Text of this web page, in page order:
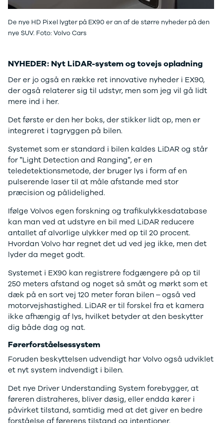
MICRA
Modeller
Anmeldelser
LEAF
Modeller
Anmeldelser
Privatleasing
Modeller
Anmeldelser
Tilbud
Juke
Modeller
Anmeldelser
Privatleasing
Tilbud
Qashqai
Modeller
Anmeldelser
Privatleasing
Suzuki
Swift
Modeller
Anmeldelser
Privatleasing
Tilbud
S-Cross
Modeller
Anmeldelser
Privatleasing
Vitara
Modeller
Anmeldelser
CLA45
E-klasse
E220
E400
E300 de
E55
GLC250 d
GLC300
GLC300 e
GLC350 d
GLC350 e
EQA-klasse
EQC400
Sprinter 314
Sprinter 317
Sprinter 319
Vito 111
Vito 114
B250 e
EQE300
GLE400 d
C200 d
MG
Se alle MG
ZS
Mini
Se alle Mini
Cooper
Cooper SE
Cooper S
De nye HD Pixel lygter på EX90 er an af de større nyheder på den
nye SUV. Foto: Volvo Cars
NYHEDER: Nyt LiDAR-system og tovejs opladning
Der er jo også en række ret innovative nyheder i EX90,
der også relaterer sig til udstyr, men som jeg vil gå lidt
mere ind i her.
Det første er den her boks, der stikker lidt op, men er
integreret i tagryggen på bilen.
Systemet som er standard i bilen kaldes LiDAR og står
for ”Light Detection and Ranging”, er en
teledetektionsmetode, der bruger lys i form af en
pulserende laser til at måle afstande med stor
præcision og pålidelighed.
Ifølge Volvos egen forskning og trafikulykkesdatabase
kan man ved at udstyre en bil med LiDAR reducere
antallet af alvorlige ulykker med op til 20 procent.
Hvordan Volvo har regnet det ud ved jeg ikke, men det
lyder da meget godt.
Systemet i EX90 kan registrere fodgængere på op til
250 meters afstand og noget så småt og mørkt som et
dæk på en sort vej 120 meter foran bilen – også ved
motorvejshastighed. LiDAR er til forskel fra et kamera
ikke afhængig af lys, hvilket betyder at den beskytter
dig både dag og nat.
Førerforståelsessystem
Foruden beskyttelsen udvendigt har Volvo også udviklet
et nyt system indvendigt i bilen.
Det nye Driver Understanding System forebygger, at
føreren distraheres, bliver døsig, eller endda kører i
påvirket tilstand, samtidig med at det giver en bedre